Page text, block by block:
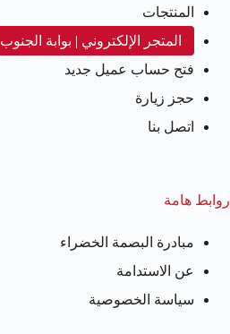
المنتجات
المتجر الإلكتروني | بوابة الجنوب
فتح حساب عميل جديد
حجز زيارة
اتصل بنا
روابط هامة
مبادرة البصمة الخضراء
عن الاستدامة
سياسة الخصوصية